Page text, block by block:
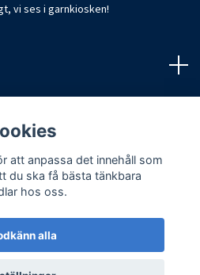
vi ses i garnkiosken!
CrochetByKim
att anpassa det innehåll som
du ska få bästa tänkbara
hos oss.
alla